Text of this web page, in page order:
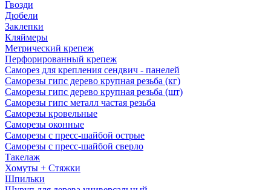
Гвозди
Дюбели
Заклепки
Кляймеры
Метрический крепеж
Перфорированный крепеж
Саморез для крепления сендвич - панелей
Саморезы гипс дерево крупная резьба (кг)
Саморезы гипс дерево крупная резьба (шт)
Саморезы гипс металл частая резьба
Саморезы кровельные
Саморезы оконные
Саморезы с пресс-шайбой острые
Саморезы с пресс-шайбой сверло
Такелаж
Хомуты + Стяжки
Шпильки